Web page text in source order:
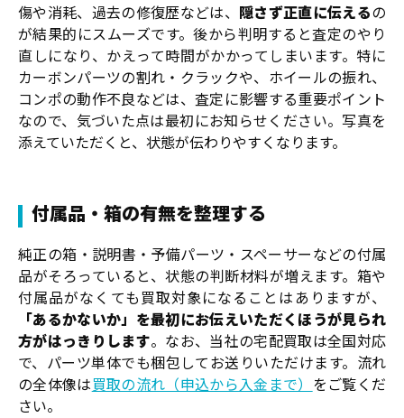
傷や消耗、過去の修復歴などは、 隠さず正直に伝えるの
が結果的にスムーズです。後から判明すると査定のやり
直しになり、かえって時間がかかってしまいます。特に
カーボンパーツの割れ・クラックや、ホイールの振れ、
コンポの動作不良などは、査定に影響する重要ポイント
なので、気づいた点は最初にお知らせください。写真を
添えていただくと、状態が伝わりやすくなります。
付属品・箱の有無を整理する
純正の箱・説明書・予備パーツ・スペーサーなどの付属
品がそろっていると、状態の判断材料が増えます。箱や
付属品がなくても買取対象になることはありますが、
「あるかないか」を最初にお伝えいただくほうが見られ
方がはっきりします。なお、当社の宅配買取は全国対応
で、パーツ単体でも梱包してお送りいただけます。流れ
の全体像は買取の流れ（申込から入金まで） をご覧くだ
さい。